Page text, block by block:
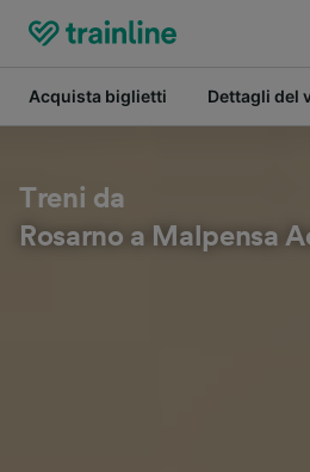
Acquista biglietti Dettagli del
Treni da
Rosarno a Malpensa